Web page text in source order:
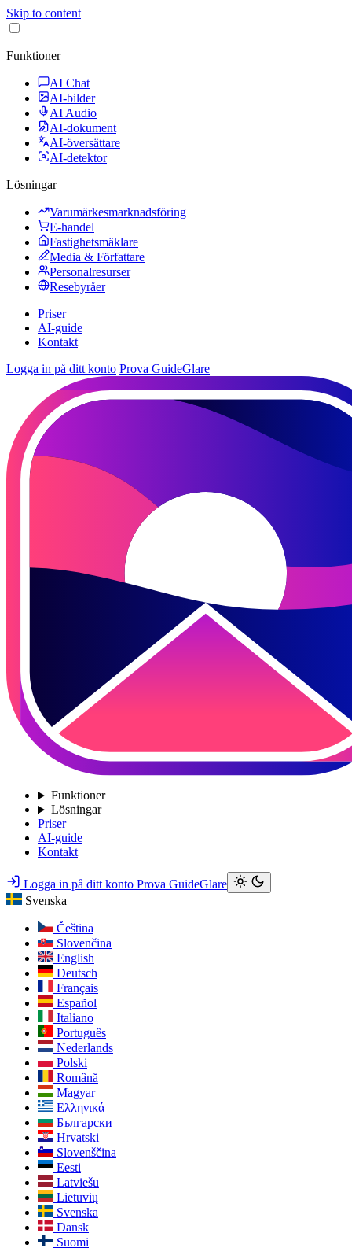
Skip to content
Funktioner
AI Chat
AI-bilder
AI Audio
AI-dokument
AI-översättare
AI-detektor
Lösningar
Varumärkesmarknadsföring
E-handel
Fastighetsmäklare
Media & Författare
Personalresurser
Resebyråer
Priser
AI-guide
Kontakt
Logga in på ditt konto Prova GuideGlare
Funktioner
Lösningar
Priser
AI-guide
Kontakt
Logga in på ditt konto Prova GuideGlare
Svenska
Čeština
Slovenčina
English
Deutsch
Français
Español
Italiano
Português
Nederlands
Polski
Română
Magyar
Ελληνικά
Български
Hrvatski
Slovenščina
Eesti
Latviešu
Lietuvių
Svenska
Dansk
Suomi